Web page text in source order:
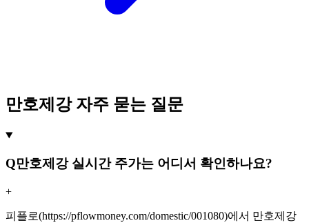
만호제강 자주 묻는 질문
Q만호제강 실시간 주가는 어디서 확인하나요?
+
피플로(https://pflowmoney.com/domestic/001080)에서 만호제강